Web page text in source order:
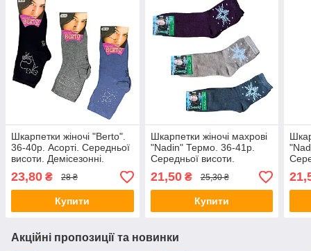
Шкарпетки жіночі "Berto".
36-40р. Асорті. Середньої
висоти. Демісезонні.
23,80 ₴ 28 ₴
Купити
Шкарпетки жіночі махрові
"Nadin" Термо. 36-41р.
Середньої висоти.
21,50₴ 25,30 ₴
Купити
Акційні пропозиції та новинки